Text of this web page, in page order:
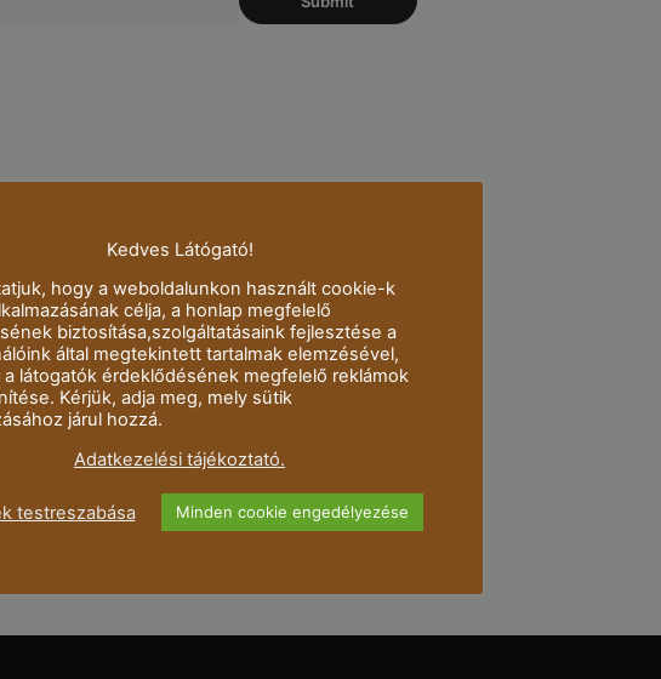
Kedves Látógató!
hogy a weboldalunkon használt cookie-k
célja, a honlap megfelelő
biztosítása,szolgáltatásaink fejlesztése a
által megtekintett tartalmak elemzésével,
a látogatók érdeklődésének megfelelő reklámok
Kérjük, adja meg, mely sütik
járul hozzá.
Adatkezelési tájékoztató.
testreszabása Minden cookie engedélyezése